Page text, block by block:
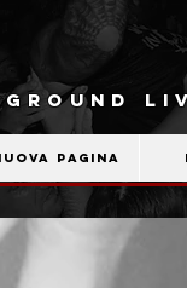
pagina